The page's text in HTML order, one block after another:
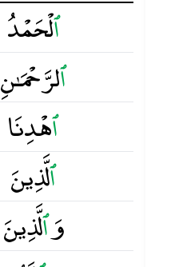
ٱلْحَمْدُ
ٱلرَّحْمَـٰنِ
ٱهْدِنَا
ٱلَّذِينَ
وَٱلَّذِينَ